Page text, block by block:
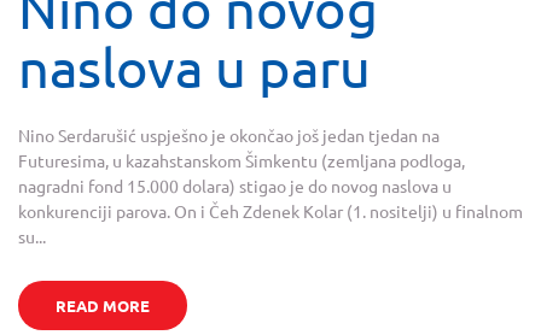
naslova u paru
Nino Serdarušić uspješno je okončao još jedan tjedan na
Futuresima, u kazahstanskom Šimkentu (zemljana podloga,
nagradni fond 15.000 dolara) stigao je do novog naslova u
konkurenciji parova. On i Čeh Zdenek Kolar (1. nositelji) u finalnom
su...
READ MORE